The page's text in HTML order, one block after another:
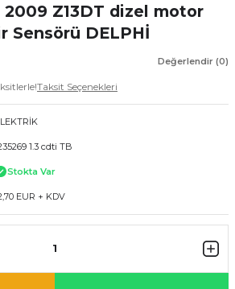
Z13DT dizel motor
Sensörü DELPHİ
Değerlendir (0)
Taksit Seçenekleri
1.3 cdti TB
Stokta Var
EUR + KDV